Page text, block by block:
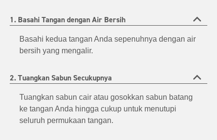
1. Basahi Tangan dengan Air Bersih
Basahi kedua tangan Anda sepenuhnya dengan air
bersih yang mengalir.
2. Tuangkan Sabun Secukupnya
Tuangkan sabun cair atau gosokkan sabun batang
ke tangan Anda hingga cukup untuk menutupi
seluruh permukaan tangan.